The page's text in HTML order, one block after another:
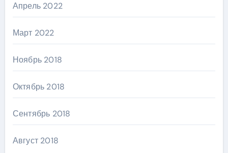
Апрель 2022
Март 2022
Ноябрь 2018
Октябрь 2018
Сентябрь 2018
Август 2018